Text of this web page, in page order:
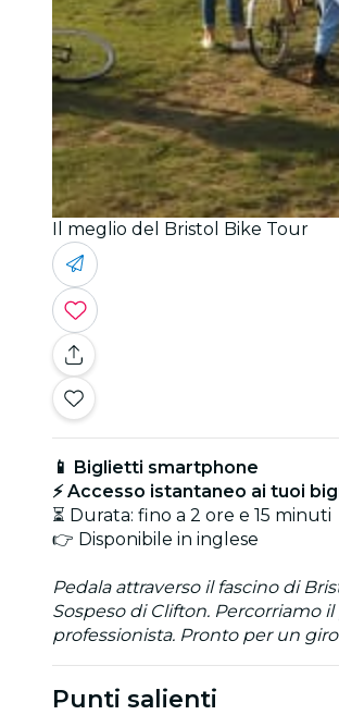
Il meglio del Bristol Bike Tour
📱 Biglietti smartphone
⚡ Accesso istantaneo ai tuoi
⏳ Durata: fino a 2 ore e 15 minuti
👉 Disponibile in inglese
Pedala attraverso il fascino di
Sospeso di Clifton. Percorriamo
professionista. Pronto per un
Punti salienti